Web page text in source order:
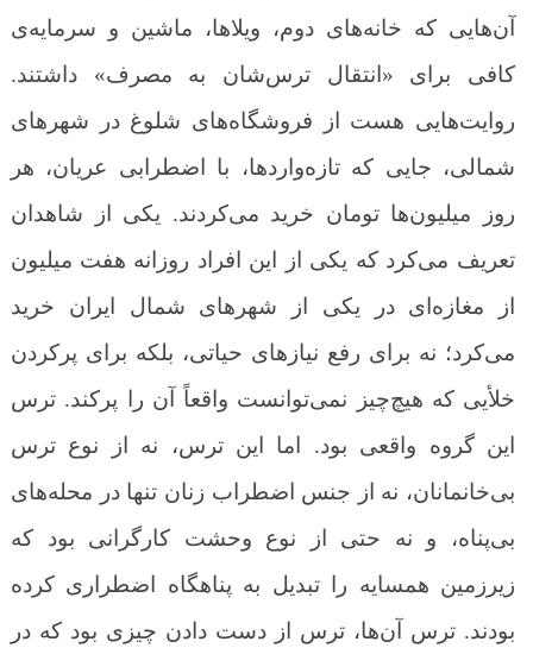
آن‌هایی که خانه‌های دوم، ویلاها، ماشین و سرمایه‌ی
کافی برای «انتقال ترس‌شان به مصرف» داشتند.
روایت‌هایی هست از فروشگاه‌های شلوغ در شهرهای
شمالی، جایی که تازه‌واردها، با اضطرابی عریان، هر
روز میلیون‌ها تومان خرید می‌کردند. یکی از شاهدان
تعریف می‌کرد که یکی از این افراد روزانه هفت میلیون
از مغازه‌ای در یکی از شهرهای شمال ایران خرید
می‌کرد؛ نه برای رفع نیازهای حیاتی، بلکه برای پرکردن
خلأیی که هیچ‌چیز نمی‌توانست واقعاً آن را پرکند. ترس
این گروه واقعی بود. اما این ترس، نه از نوع ترس
بی‌خانمانان، نه از جنس اضطراب زنان تنها در محله‌های
بی‌پناه، و نه حتی از نوع وحشت کارگرانی بود که
زیرزمین همسایه را تبدیل به پناهگاه اضطراری کرده
بودند. ترس آن‌ها، ترس از دست دادن چیزی بود که در